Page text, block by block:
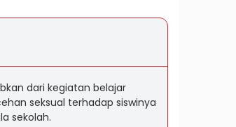
dari kegiatan belajar
seksual terhadap siswinya
sekolah.